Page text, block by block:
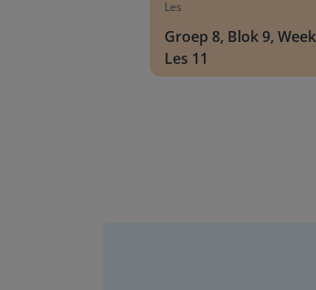
Les
Groep 8, Blok 9,
Les 11